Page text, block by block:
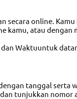
secara online.
kamu, atau dengan
Waktuuntuk
tanggal serta
tunjukkan nomor